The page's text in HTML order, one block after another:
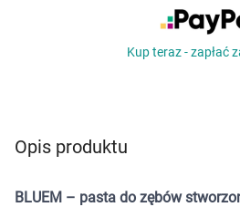
Sprzęt medyczny
Grupy produktowe
Marki
Kup teraz - zapłać
Opis produktu
BLUEM – pasta do zębów